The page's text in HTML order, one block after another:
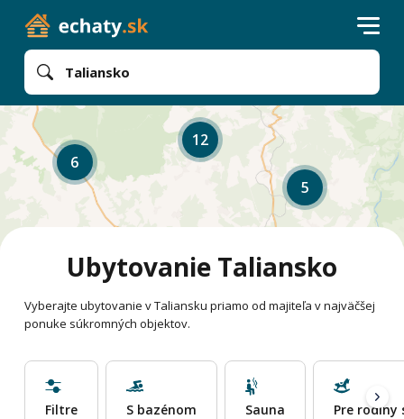
Taliansko
6
12
5
Ubytovanie Taliansko
Vyberajte ubytovanie v Taliansku priamo od majiteľa v najväčšej
ponuke súkromných objektov.
Filtre S bazénom Sauna Pre rodiny